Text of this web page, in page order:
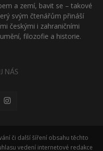
a zemí, bavit se – takové
svým čtenářům přináší
českými i zahraničními
filozofie a historie.
NÁS
či další šíření obsahu těchto
vedení internetové redakce